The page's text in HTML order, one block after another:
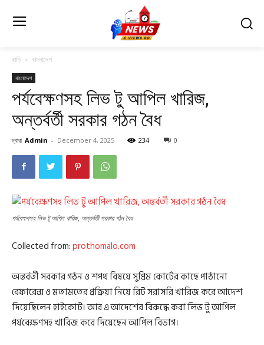
বাড়ি বাংলাদেশ
বাংলাদেশ
পর্যবেক্ষণসহ লিভ টু আপিল খারিজ,
অন্তর্বর্তী সরকার গঠন বৈধ
দ্বারা Admin - December 4, 2025 234 0
পর্যবেক্ষণসহ লিভ টু আপিল খারিজ, অন্তর্বর্তী সরকার গঠন বৈধ
Collected from:prothomalo.com
অন্তর্বর্তী সরকার গঠন ও শপথ বিষয়ে সুপ্রিম কোর্টের কাছে পাঠানো
রেফারেন্স ও মতামতের প্রক্রিয়া নিয়ে রিট সরাসরি খারিজ করে আদেশ
দিয়েছিলেন হাইকোর্ট। আর এ আদেশের বিরুদ্ধে করা লিভ টু আপিল
পর্যবেক্ষণসহ খারিজ করে দিয়েছেন আপিল বিভাগ।